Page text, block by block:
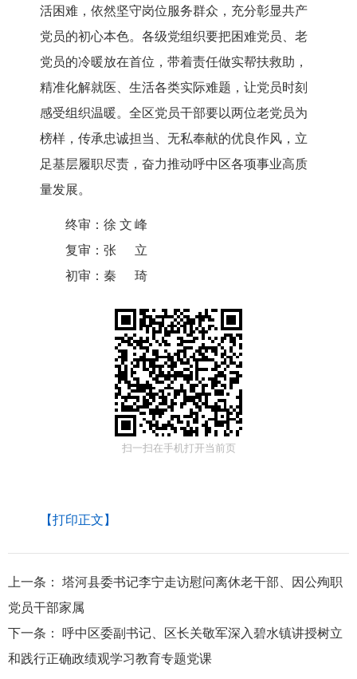
活困难，依然坚守岗位服务群众，充分彰显共产
党员的初心本色。各级党组织要把困难党员、老
党员的冷暖放在首位，带着责任做实帮扶救助，
精准化解就医、生活各类实际难题，让党员时刻
感受组织温暖。全区党员干部要以两位老党员为
榜样，传承忠诚担当、无私奉献的优良作风，立
足基层履职尽责，奋力推动呼中区各项事业高质
量发展。
终审： 徐文峰
复审： 张立
初审： 秦琦
扫一扫在手机打开当前页
【打印正文】
上一条：
塔河县委书记李宁走访慰问离休老干部、因公殉职
党员干部家属
下一条：
呼中区委副书记、区长关敬军深入碧水镇讲授树立
和践行正确政绩观学习教育专题党课